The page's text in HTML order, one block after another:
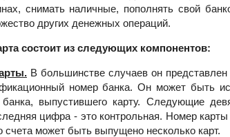
снимать наличные, пополнять свой
других денежных операций.
состоит из следующих компонентов:
В большинстве случаев он
номер банка. Он может быть
выпустившего карту. Следующие
цифра - это контрольная. Номер
счета может быть выпущено несколько карт.